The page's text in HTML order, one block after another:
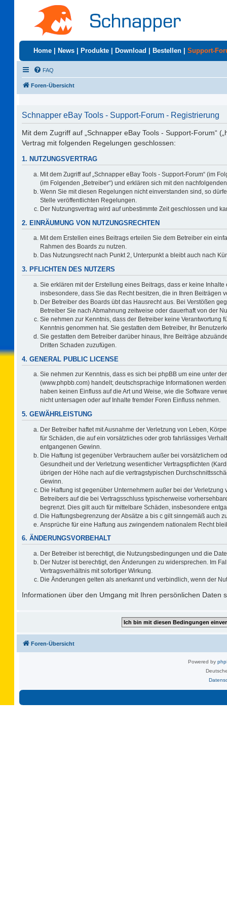
Home News Produkte Download Bestellen Support-
FAQ
Foren-Übersicht
Schnapper eBay Tools - Support-Forum - Registrierung
Mit dem Zugriff auf „Schnapper eBay Tools - Support-Forum“
Vertrag mit folgenden Regelungen geschlossen:
1. NUTZUNGSVERTRAG
Mit dem Zugriff auf „Schnapper eBay Tools - Support-Forum“ (im
(im Folgenden „Betreiber“) und erklären sich mit den
Wenn Sie mit diesen Regelungen nicht einverstanden sind, so
Stelle veröffentlichten Regelungen.
Der Nutzungsvertrag wird auf unbestimmte Zeit geschlossen und
2. EINRÄUMUNG VON NUTZUNGSRECHTEN
Mit dem Erstellen eines Beitrags erteilen Sie dem Betreiber ein
Rahmen des Boards zu nutzen.
Das Nutzungsrecht nach Punkt 2, Unterpunkt a bleibt auch nach
3. PFLICHTEN DES NUTZERS
Sie erklären mit der Erstellung eines Beitrags, dass er keine
insbesondere, dass Sie das Recht besitzen, die in Ihren Beiträgen
Der Betreiber des Boards übt das Hausrecht aus. Bei Verstößen
Betreiber Sie nach Abmahnung zeitweise oder dauerhaft von der
Sie nehmen zur Kenntnis, dass der Betreiber keine Verantwortung
Kenntnis genommen hat. Sie gestatten dem Betreiber, Ihr
Sie gestatten dem Betreiber darüber hinaus, Ihre Beiträge
Dritten Schaden zuzufügen.
4. GENERAL PUBLIC LICENSE
Sie nehmen zur Kenntnis, dass es sich bei phpBB um eine unter der
(www.phpbb.com) handelt; deutschsprachige Informationen
haben keinen Einfluss auf die Art und Weise, wie die Software
nicht untersagen oder auf Inhalte fremder Foren Einfluss nehmen.
5. GEWÄHRLEISTUNG
Der Betreiber haftet mit Ausnahme der Verletzung von Leben,
für Schäden, die auf ein vorsätzliches oder grob fahrlässiges
entgangenen Gewinn.
Die Haftung ist gegenüber Verbrauchern außer bei vorsätzlichem
Gesundheit und der Verletzung wesentlicher Vertragspflichten
übrigen der Höhe nach auf die vertragstypischen
Gewinn.
Die Haftung ist gegenüber Unternehmern außer bei der
Betreibers auf die bei Vertragsschluss typischerweise
begrenzt. Dies gilt auch für mittelbare Schäden, insbesondere
Die Haftungsbegrenzung der Absätze a bis c gilt sinngemäß auch
Ansprüche für eine Haftung aus zwingendem nationalem Recht
6. ÄNDERUNGSVORBEHALT
Der Betreiber ist berechtigt, die Nutzungsbedingungen und die
Der Nutzer ist berechtigt, den Änderungen zu widersprechen. Im
Vertragsverhältnis mit sofortiger Wirkung.
Die Änderungen gelten als anerkannt und verbindlich, wenn der
Informationen über den Umgang mit Ihren persönlichen Daten
Foren-Übersicht
Powered by